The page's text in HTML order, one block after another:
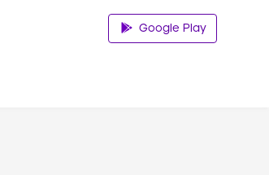
Google Play